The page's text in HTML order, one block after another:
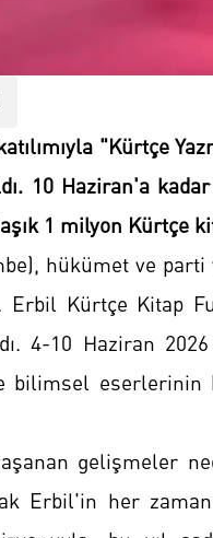
"Kürtçe
10 Haziran'a
1 milyon Kürtçe
hükümet ve
Erbil Kürtçe Kitap
4-10 Haziran
bilimsel
gelişmeler
Erbil'in her